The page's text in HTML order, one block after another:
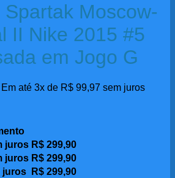
Moscow-
II Nike 2015 #5
em Jogo G
299,90.
Em até 3x de R$ 99,97 sem juros
juros R$ 299,90
juros R$ 299,90
R$ 299,90